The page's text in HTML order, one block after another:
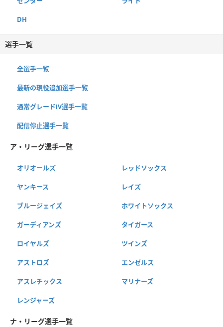
DH
選手一覧
全選手一覧
最新の現役追加選手一覧
通常グレードⅣ選手一覧
配信停止選手一覧
ア・リーグ選手一覧
オリオールズ レッドソックス
ヤンキース レイズ
ブルージェイズ ホワイトソックス
ガーディアンズ タイガース
ロイヤルズ ツインズ
アストロズ エンゼルス
アスレチックス マリナーズ
レンジャーズ
ナ・リーグ選手一覧